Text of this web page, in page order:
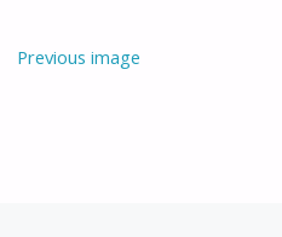
Previous image